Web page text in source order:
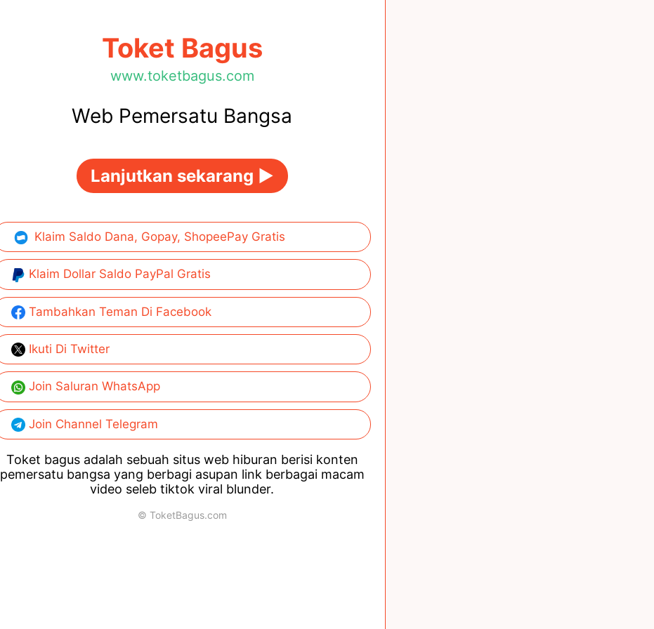
Toket Bagus
www.toketbagus.com
Web Pemersatu Bangsa
Lanjutkan sekarang ►
Klaim Saldo Dana, Gopay, ShopeePay Gratis
Klaim Dollar Saldo PayPal Gratis
Tambahkan Teman Di Facebook
Ikuti Di Twitter
Join Saluran WhatsApp
Join Channel Telegram
Toket bagus adalah sebuah situs web hiburan berisi konten
pemersatu bangsa yang berbagi asupan link berbagai macam
video seleb tiktok viral blunder.
© ToketBagus.com